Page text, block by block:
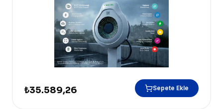
₺35.589,26 Sepete Ekle